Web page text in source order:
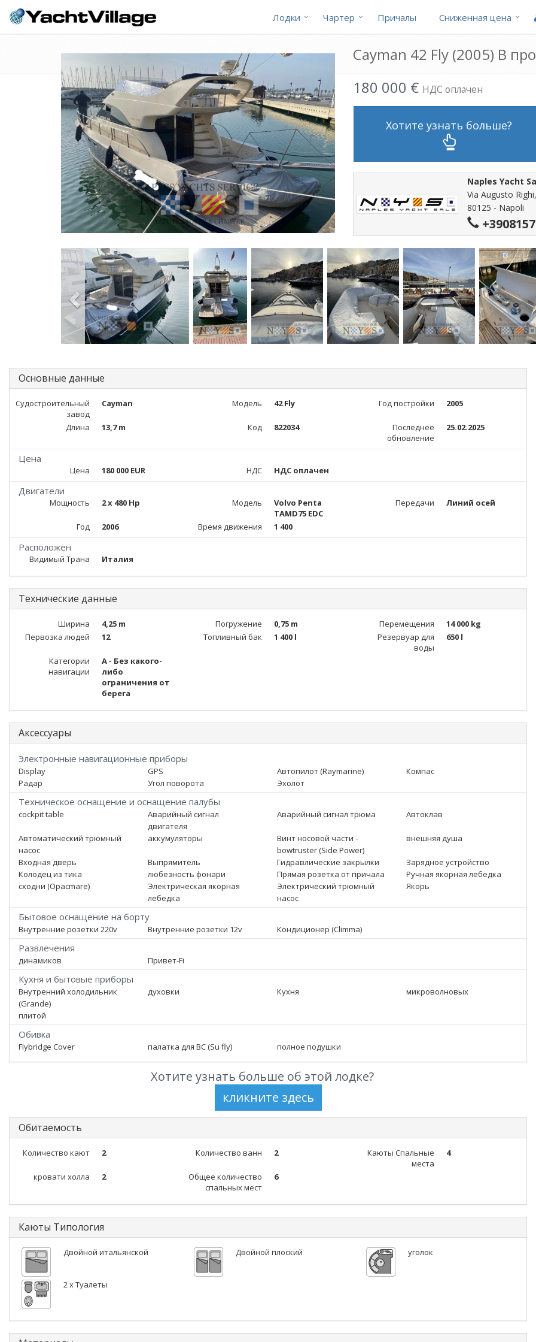
Лодки Чартер Причалы Cниженная цена
Cayman 42 Fly (2005) В
180 000 € НДС оплачен
Хотите узнать больше?
Naples Yacht
Via Augusto
80125 - Napoli
Основные данные
Судостроительный
завод
Cayman Модель 42 Fly Год постройки 2005
Длина 13,7 m Код 822034
Последнее
обновление
25.02.2025
Цена
Цена 180 000 EUR НДС НДС оплачен
Двигатели
Мощность 2 x 480 Hp Модель
Volvo Penta
TAMD75 EDC
Передачи Линий осей
Год 2006 Время движения 1 400
Расположен
Видимый Трана Италия
Технические данные
Ширина 4,25 m Погружение 0,75 m Перемещения
14 000 kg
Первозка людей
12 Топливный бак 1 400 l
Резервуар для
воды
650 l
Категории
навигации
A - Без какого-
либо
ограничения от
берега
Аксессуары
Электронные навигационные приборы
Display GPS Автопилот (Raymarine)
Компас
Радар
Угол поворота Эхолот
Техническое оснащение и оснащение палубы
cockpit table
Аварийный сигнал
двигателя
Аварийный сигнал трюма Автоклав
Автоматический трюмный
насос
аккумуляторы
Винт носовой части -
bowtruster (Side Power)
внешняя душа
Входная дверь Выпрямитель Гидравлические закрылки
Зарядное устройство
Колодец из тика
любезность фонари Прямая розетка от причала
Ручная якорная лебедка
сходни (Opacmare)
Электрическая якорная
лебедка
Электрический трюмный
насос
Якорь
Бытовое оснащение на борту
Внутренние розетки 220v Внутренние розетки 12v Кондиционер (Climma)
Развлечения
динамиков Привет-Fi
Кухня и бытовые приборы
Внутренний холодильник
(Grande)
духовки Кухня микроволновых
плитой
Обивка
Flybridge Cover палатка для ВС (Su fly) полное подушки
Хотите узнать больше об этой лодке?
Обитаемость
Количество кают 2 Количество ванн 2
Каюты Спальные
места
4
кровати холла 2
Общее количество
спальных мест
6
Каюты Типология
Двойной итальянской Двойной плоский уголок
2 x Туалеты